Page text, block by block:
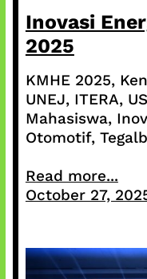
Inovasi
2025
KMHE 2025,
UNEJ, ITERA,
Mahasiswa,
Otomotif,
Read more...
October 27,